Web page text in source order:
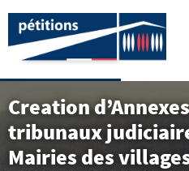
Creation
tribunaux
Mairies des